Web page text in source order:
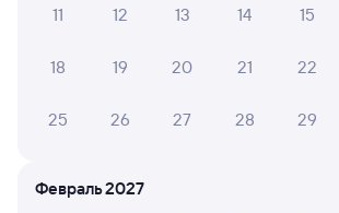
Купить жд билеты в Магистральный
11 12 13 14 15
18 19 20 21 22
25 26 27 28 29
Февраль 2027